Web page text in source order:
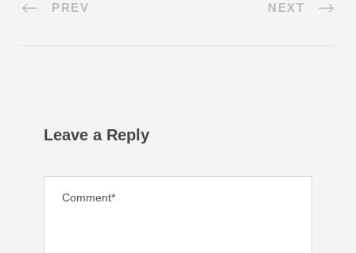
PREV NEXT
Leave a Reply